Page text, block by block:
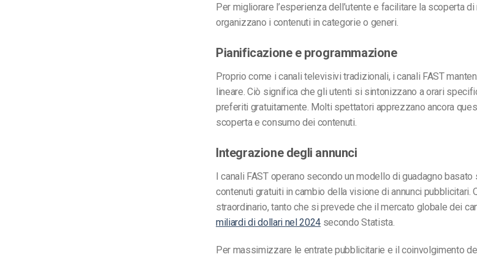
Per migliorare l’esperienza dell’utente e facilitare la scoperta di
organizzano i contenuti in categorie o generi.
Pianificazione e programmazione
Proprio come i canali televisivi tradizionali, i canali FAST
lineare. Ciò significa che gli utenti si sintonizzano a orari
preferiti gratuitamente. Molti spettatori apprezzano ancora
scoperta e consumo dei contenuti.
Integrazione degli annunci
I canali FAST operano secondo un modello di guadagno
contenuti gratuiti in cambio della visione di annunci pubblicitari.
straordinario, tanto che si prevede che il mercato globale dei
miliardi di dollari nel 2024 secondo Statista.
Per massimizzare le entrate pubblicitarie e il coinvolgimento